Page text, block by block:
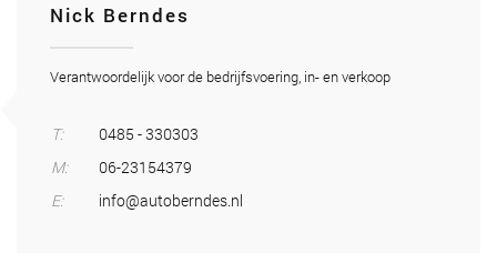
Nick Berndes
Verantwoordelijk voor de bedrijfsvoering, in- en verkoop
T:
0485 - 330303
M:
06-23154379
E:
info@autoberndes.nl